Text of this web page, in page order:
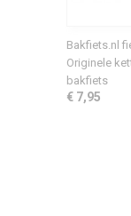
Bakfiets.nl
Originele
bakfiets
€ 7,95